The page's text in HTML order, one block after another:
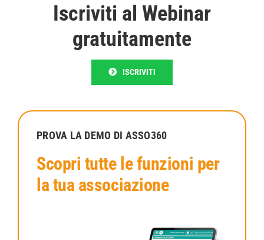
Iscriviti al Webinar
gratuitamente
ISCRIVITI
PROVA LA DEMO DI ASSO360
Scopri tutte le funzioni per
la tua associazione